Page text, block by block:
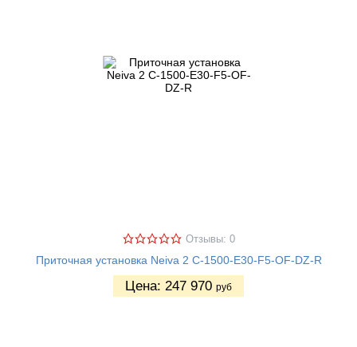
Отзывы: 0
Приточная установка Neiva 2 C-1500-E30-F5-OF-DZ-R
Цена: 247 970 руб